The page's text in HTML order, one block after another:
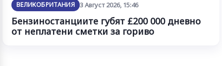
ВЕЛИКОБРИТАНИЯ 3 Август 2026, 15:46
Бензиностанциите губят £200 000 дневно
от неплатени сметки за гориво